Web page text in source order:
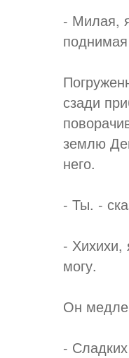
- Милая,
поднимая
сзади
землю
него.
- Ты. -
- Хихихи,
могу.
Он
-